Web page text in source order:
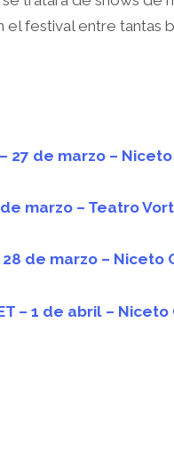
festival entre tantas
– 27 de marzo –
de marzo – Teatro
28 de marzo – Niceto
– 1 de abril –